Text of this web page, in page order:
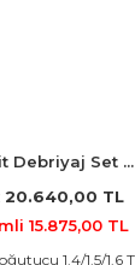
Debriyaj Set ...
20.640,00 TL
15.875,00 TL